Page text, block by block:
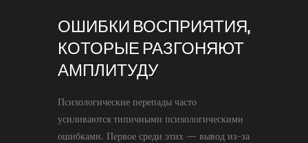
ОШИБКИ ВОСПРИЯТИЯ,
КОТОРЫЕ РАЗГОНЯЮТ
АМПЛИТУДУ
Психологические перепады часто
усиливаются типичными психологическими
ошибками. Первое среди этих — вывод из-за